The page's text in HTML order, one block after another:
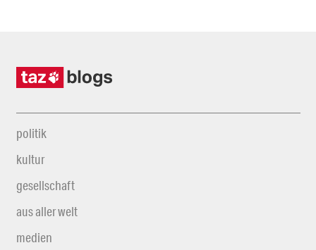
politik
kultur
gesellschaft
aus aller welt
medien